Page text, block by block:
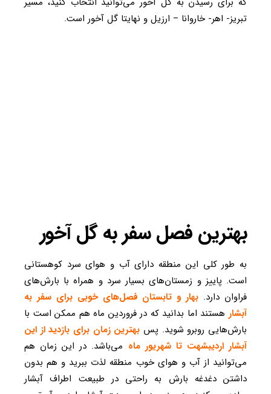
تبریز- اهر- خاروانا – ارزیل و نهایتا گل آخور است.
بهترین فصل سفر به گل آخور
به طور کلی این منطقه دارای آب و هوای سرد کوهستانی
است. پاییز و زمستان‌های بسیار سرد و همراه با بارش‌های
فراوان دارد. بهار و تابستان فصل‌های خوبی برای سفر به
آبشار هستند اما بدانید که در فروردین ماه هم ممکن است با
بارش‌هایی روبرو شوید. پس بهترین زمان برای بازدید از این
آبشار اردیبشهت تا شهریور ماه می‌باشد. در این زمان هم
می‌توانید از آب و هوای خوب منطقه لذت ببرید و هم بدون
داشتن دغدغه بارش به راحتی در طبیعت اطراف آبشار